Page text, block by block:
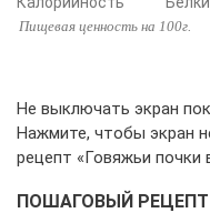
Пищевая ценность на 100г.
ПОШАГОВЫЙ РЕЦЕПТ